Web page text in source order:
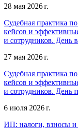
28 мая 2026 г.
Судебная практика
кейсов и
и сотрудников. День
27 мая 2026 г.
Судебная практика
кейсов и
и сотрудников. День
6 июля 2026 г.
ИП: налоги, взносы и